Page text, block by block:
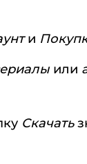
и
или
Скачать